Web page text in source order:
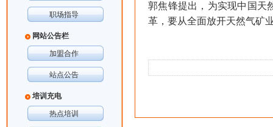
职场指导
网站公告栏
加盟合作
站点公告
培训充电
热点培训
郭焦锋提出，为实现中国天
革，要从全面放开天然气矿